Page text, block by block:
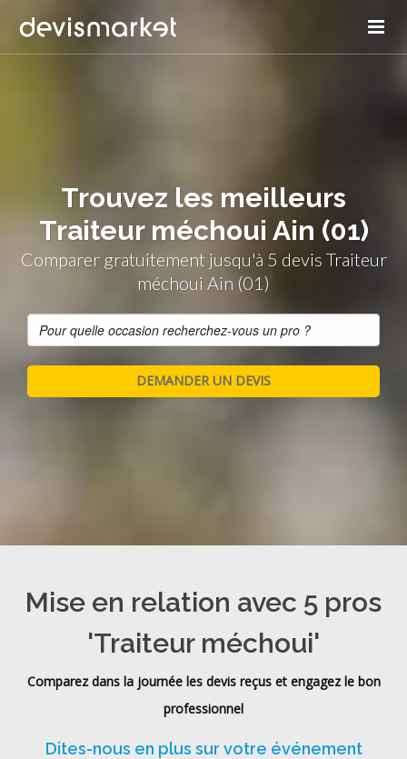
Trouvez les meilleurs
Traiteur méchoui Ain (01)
Comparer gratuitement jusqu'à 5 devis Traiteur
méchoui Ain (01)
Mise en relation avec 5 pros
'Traiteur méchoui'
Comparez dans la journée les devis reçus et engagez le bon
professionnel
Dites-nous en plus sur votre événement